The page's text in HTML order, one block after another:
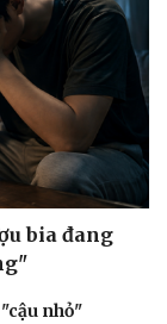
bia đang
nhỏ"